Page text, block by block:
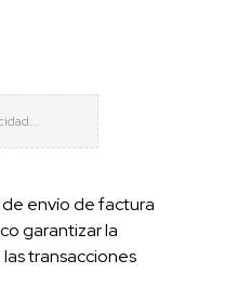
envío de factura
garantizar la
transacciones